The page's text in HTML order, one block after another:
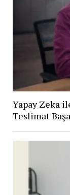
Yapay Zeka
Teslimat